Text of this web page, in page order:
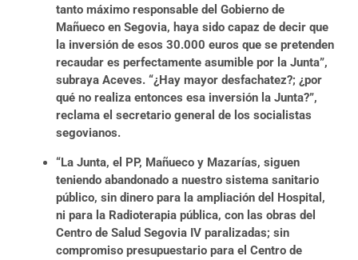
tanto máximo responsable del Gobierno de
Mañueco en Segovia, haya sido capaz de decir que
la inversión de esos 30.000 euros que se pretenden
recaudar es perfectamente asumible por la Junta”,
subraya Aceves. “¿Hay mayor desfachatez?; ¿por
qué no realiza entonces esa inversión la Junta?”,
reclama el secretario general de los socialistas
segovianos.
“La Junta, el PP, Mañueco y Mazarías, siguen
teniendo abandonado a nuestro sistema sanitario
público, sin dinero para la ampliación del Hospital,
ni para la Radioterapia pública, con las obras del
Centro de Salud Segovia IV paralizadas; sin
compromiso presupuestario para el Centro de